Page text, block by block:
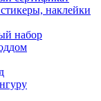
наклейки
набор